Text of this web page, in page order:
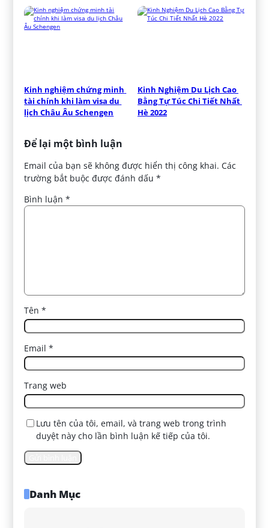
Kinh nghiệm chứng minh
tài chính khi làm visa du
lịch Châu Âu Schengen
Kinh Nghiệm Du Lịch Cao
Bằng Tự Túc Chi Tiết Nhất
Hè 2022
Để lại một bình luận
Email của bạn sẽ không được hiển thị công khai. Các
trường bắt buộc được đánh dấu*
Bình luận*
Tên*
Email*
Trang web
Lưu tên của tôi, email, và trang web trong trình
duyệt này cho lần bình luận kế tiếp của tôi.
Danh Mục